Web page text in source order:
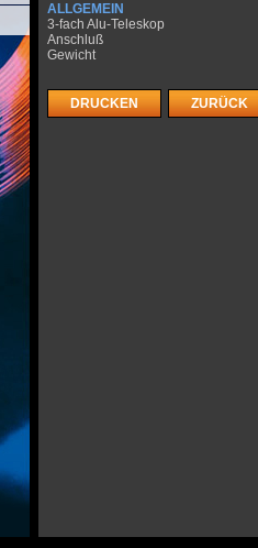
ALLGEMEIN
3-fach Alu-Teleskop
Anschluß
Gewicht
DRUCKEN ZURÜCK